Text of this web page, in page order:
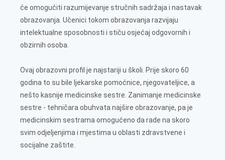
će omogućiti razumijevanje stručnih sadržaja i nastavak
obrazovanja. Učenici tokom obrazovanja razvijaju
intelektualne sposobnosti i stiču osjećaj odgovornih i
obzirnih osoba.
Ovaj obrazovni profil je najstariji u školi. Prije skoro 60
godina to su bile ljekarske pomoćnice, njegovateljice, a
nešto kasnije medicinske sestre. Zanimanje medicinske
sestre - tehničara obuhvata najšire obrazovanje, pa je
medicinskim sestrama omogućeno da rade na skoro
svim odjeljenjima i mjestima u oblasti zdravstvene i
socijalne zaštite.